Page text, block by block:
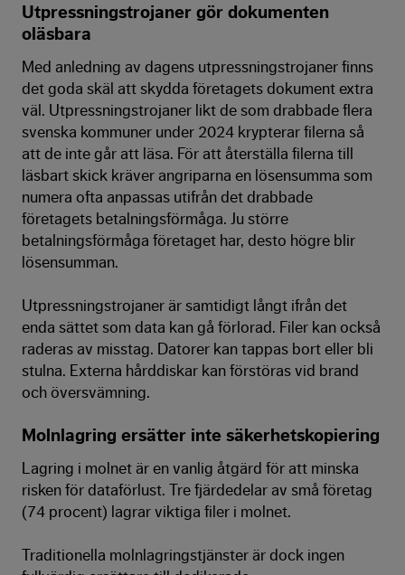
Utpressningstrojaner gör dokumenten
oläsbara
Med anledning av dagens utpressningstrojaner finns
det goda skäl att skydda företagets dokument extra
väl. Utpressningstrojaner likt de som drabbade flera
svenska kommuner under 2024 krypterar filerna så
att de inte går att läsa. För att återställa filerna till
läsbart skick kräver angriparna en lösensumma som
numera ofta anpassas utifrån det drabbade
företagets betalningsförmåga. Ju större
betalningsförmåga företaget har, desto högre blir
lösensumman.
Utpressningstrojaner är samtidigt långt ifrån det
enda sättet som data kan gå förlorad. Filer kan också
raderas av misstag. Datorer kan tappas bort eller bli
stulna. Externa hårddiskar kan förstöras vid brand
och översvämning.
Molnlagring ersätter inte säkerhetskopiering
Lagring i molnet är en vanlig åtgärd för att minska
risken för dataförlust. Tre fjärdedelar av små företag
(74 procent) lagrar viktiga filer i molnet.
Traditionella molnlagringstjänster är dock ingen